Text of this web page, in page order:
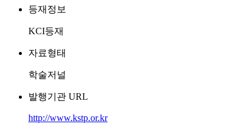
등재정보
KCI등재
자료형태
학술저널
발행기관 URL
http://www.kstp.or.kr